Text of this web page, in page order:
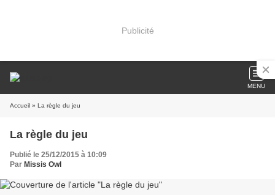
Publicité
MENU
Accueil » La règle du jeu
La règle du jeu
Publié le 25/12/2015 à 10:09
Par Missis Owl